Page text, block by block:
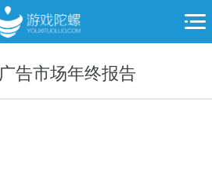
告市场年终报告